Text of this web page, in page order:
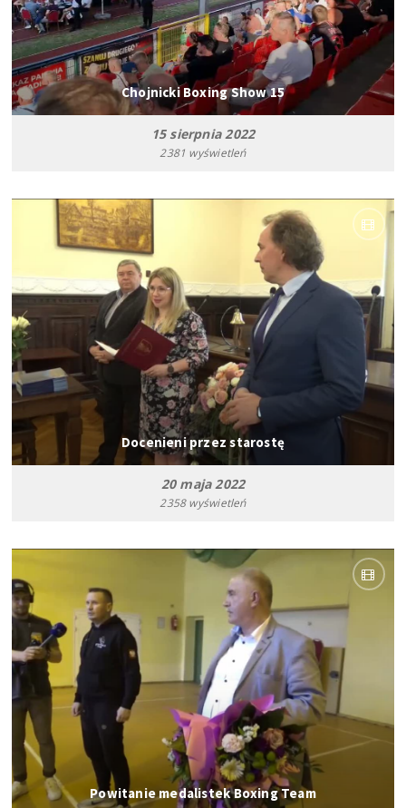
Chojnicki Boxing Show 15
15 sierpnia 2022
2381 wyświetleń
Docenieni przez starostę
20 maja 2022
2358 wyświetleń
Powitanie medalistek Boxing Team